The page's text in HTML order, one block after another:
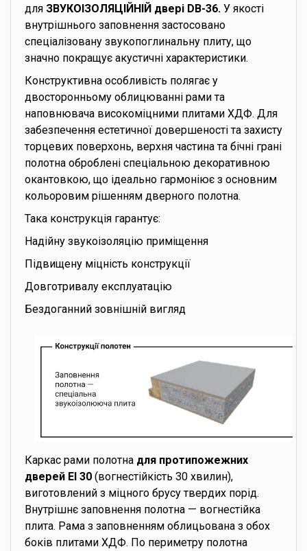
для ЗВУКОІЗОЛЯЦІЙНІЙ двері DB-36. У якості
внутрішнього заповнення застосовано
спеціалізовану звукопоглинальну плиту, що
значно покращує акустичні характеристики.
Конструктивна особливість полягає у
двосторонньому облицюванні рами та
наповнювача високоміцними плитами ХДФ. Для
забезпечення естетичної довершеності та захисту
торцевих поверхонь, верхня частина та бічні грані
полотна оброблені спеціальною декоративною
окантовкою, що ідеально гармоніює з основним
кольоровим рішенням дверного полотна.
Така конструкція гарантує:
Надійну звукоізоляцію приміщення
Підвищену міцність конструкції
Довготривалу експлуатацію
Бездоганний зовнішній вигляд
Каркас рами полотна для протипожежних
дверей EI 30 (вогнестійкість 30 хвилин),
виготовлений з міцного брусу твердих порід.
Внутрішнє заповнення полотна — вогнестійка
плита. Рама з заповненням облицьована з обох
боків плитами ХДФ. По периметру полотна